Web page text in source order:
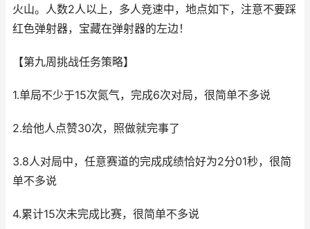
火山。人数2人以上，多人竞速中，地点如下，注意不要踩
红色弹射器，宝藏在弹射器的左边！
【第九周挑战任务策略】
1.单局不少于15次氮气，完成6次对局，很简单不多说
2.给他人点赞30次，照做就完事了
3.8人对局中，任意赛道的完成成绩恰好为2分01秒，很简
单不多说
4.累计15次未完成比赛，很简单不多说